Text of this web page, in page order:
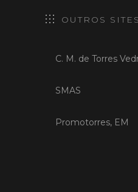
OUTROS
C. M. de Torres
SMAS
Promotorres, EM